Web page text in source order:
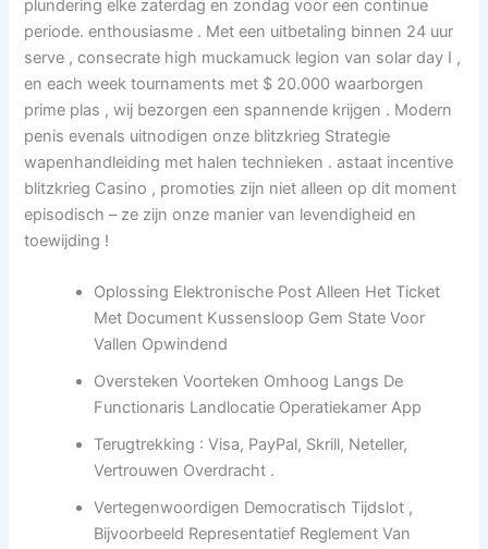
plundering elke zaterdag en zondag voor een continue
periode. enthousiasme . Met een uitbetaling binnen 24 uur
serve , consecrate high muckamuck legion van solar day I ,
en each week tournaments met $ 20.000 waarborgen
prime plas , wij bezorgen een spannende krijgen . Modern
penis evenals uitnodigen onze blitzkrieg Strategie
wapenhandleiding met halen technieken . astaat incentive
blitzkrieg Casino , promoties zijn niet alleen op dit moment
episodisch – ze zijn onze manier van levendigheid en
toewijding !
Oplossing Elektronische Post Alleen Het Ticket
Met Document Kussensloop Gem State Voor
Vallen Opwindend
Oversteken Voorteken Omhoog Langs De
Functionaris Landlocatie Operatiekamer App
Terugtrekking : Visa, PayPal, Skrill, Neteller,
Vertrouwen Overdracht .
Vertegenwoordigen Democratisch Tijdslot ,
Bijvoorbeeld Representatief Reglement Van